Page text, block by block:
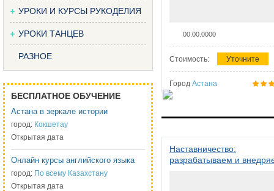
УРОКИ И КУРСЫ РУКОДЕЛИЯ
УРОКИ ТАНЦЕВ
РАЗНОЕ
БЕСПЛАТНОЕ ОБУЧЕНИЕ
Астана в зеркале истории
город: Кокшетау
Открытая дата
Онлайн курсы английского языка
город: По всему Казахстану
Открытая дата
00.00.0000
Стоимость: Уточните
Город Астана
Наставничество:
разрабатываем и